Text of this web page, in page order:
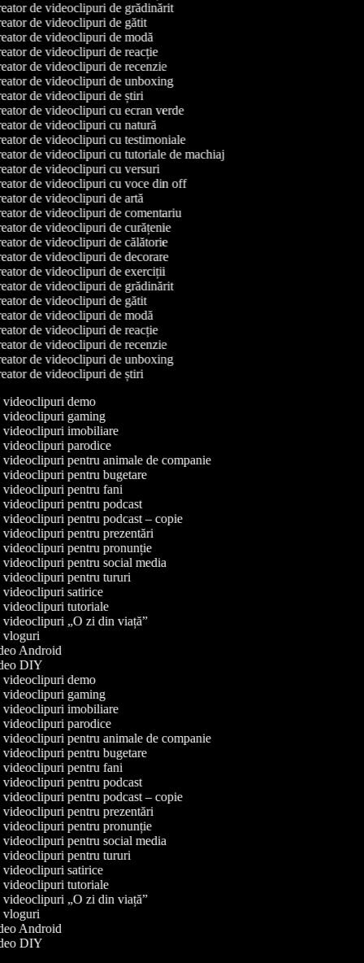
de videoclipuri de grădinărit
de videoclipuri de gătit
de videoclipuri de modă
de videoclipuri de reacție
de videoclipuri de recenzie
de videoclipuri de unboxing
de videoclipuri de știri
de videoclipuri cu ecran verde
de videoclipuri cu natură
de videoclipuri cu testimoniale
de videoclipuri cu tutoriale de machiaj
de videoclipuri cu versuri
de videoclipuri cu voce din off
de videoclipuri de artă
de videoclipuri de comentariu
de videoclipuri de curățenie
de videoclipuri de călătorie
de videoclipuri de decorare
de videoclipuri de exerciții
de videoclipuri de grădinărit
de videoclipuri de gătit
de videoclipuri de modă
de videoclipuri de reacție
de videoclipuri de recenzie
de videoclipuri de unboxing
de videoclipuri de știri
videoclipuri demo
videoclipuri gaming
videoclipuri imobiliare
videoclipuri parodice
videoclipuri pentru animale de companie
videoclipuri pentru bugetare
videoclipuri pentru fani
videoclipuri pentru podcast
videoclipuri pentru podcast – copie
videoclipuri pentru prezentări
videoclipuri pentru pronunție
videoclipuri pentru social media
videoclipuri pentru tururi
videoclipuri satirice
videoclipuri tutoriale
videoclipuri „O zi din viață”
vloguri
Android
DIY
videoclipuri demo
videoclipuri gaming
videoclipuri imobiliare
videoclipuri parodice
videoclipuri pentru animale de companie
videoclipuri pentru bugetare
videoclipuri pentru fani
videoclipuri pentru podcast
videoclipuri pentru podcast – copie
videoclipuri pentru prezentări
videoclipuri pentru pronunție
videoclipuri pentru social media
videoclipuri pentru tururi
videoclipuri satirice
videoclipuri tutoriale
videoclipuri „O zi din viață”
vloguri
Android
DIY